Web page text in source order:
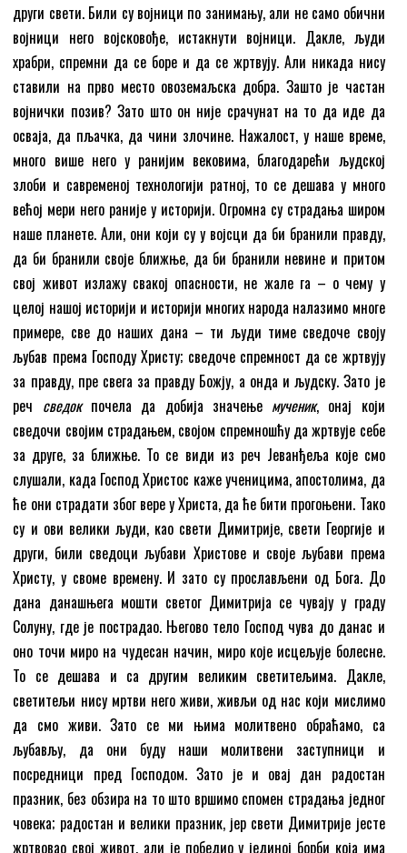
други свети. Били су војници по занимању, али не само обични
војници него војсковође, истакнути војници. Дакле, људи
храбри, спремни да се боре и да се жртвују. Али никада нису
ставили на прво место овоземаљска добра. Зашто је частан
војнички позив? Зато што он није срачунат на то да иде да
осваја, да пљачка, да чини злочине. Нажалост, у наше време,
много више него у ранијим вековима, благодарећи људској
злоби и савременој технологији ратној, то се дешава у много
већој мери него раније у историји. Огромна су страдања широм
наше планете. Али, они који су у војсци да би бранили правду,
да би бранили своје ближње, да би бранили невине и притом
свој живот излажу свакој опасности, не жале га – о чему у
целој нашој историји и историји многих народа налазимо многе
примере, све до наших дана – ти људи тиме сведоче своју
љубав према Господу Христу; сведоче спремност да се жртвују
за правду, пре свега за правду Божју, а онда и људску. Зато је
реч сведокпочела да добија значење мученик, онај који
сведочи својим страдањем, својом спремношћу да жртвује себе
за друге, за ближње. То се види из речӣ Јеванђеља које смо
слушали, када Господ Христос каже ученицима, апостолима, да
ће они страдати због вере у Христа, да ће бити прогоњени. Тако
су и ови велики људи, као свети Димитрије, свети Георгије и
други, били сведоци љубави Христове и своје љубави према
Христу, у своме времену. И зато су прослављени од Бога. До
дана данашњега мошти светог Димитрија се чувају у граду
Солуну, где је пострадао. Његово тело Господ чува до данас и
оно точи миро на чудесан начин, миро које исцељује болесне.
То се дешава и са другим великим светитељима. Дакле,
светитељи нису мртви него живи, живљи од нас који мислимо
да смо живи. Зато се ми њима молитвено обраћамо, са
љубављу, да они буду наши молитвени заступници и
посредници пред Господом. Зато је и овај дан радостан
празник, без обзира на то што вршимо спомен страдања једног
човека; радостан и велики празник, јер свети Димитрије јесте
жртвовао свој живот, али је победио у јединој борби која има